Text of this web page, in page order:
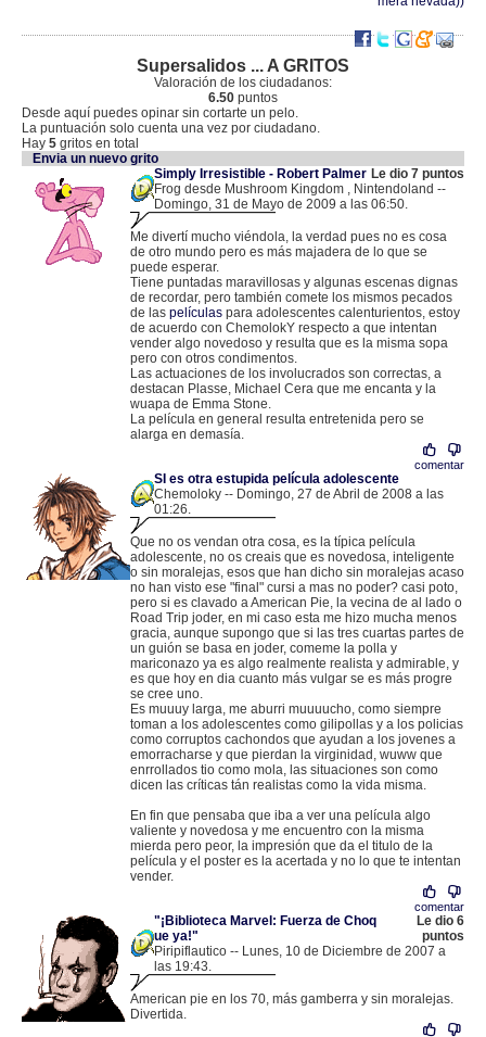
Supersalidos ... A GRITOS
Valoración de los ciudadanos:
6.50 puntos
Desde aquí puedes opinar sin cortarte un pelo.
La puntuación solo cuenta una vez por ciudadano.
Hay 5 gritos en total
Envia un nuevo grito
Simply Irresistible - Robert Palmer Le dio 7 puntos
Frog desde Mushroom Kingdom , Nintendoland --
Domingo, 31 de Mayo de 2009 a las 06:50.
Me divertí mucho viéndola, la verdad pues no es cosa
de otro mundo pero es más majadera de lo que se
puede esperar.
Tiene puntadas maravillosas y algunas escenas dignas
de recordar, pero también comete los mismos pecados
de las películas para adolescentes calenturientos, estoy
de acuerdo con ChemolokY respecto a que intentan
vender algo novedoso y resulta que es la misma sopa
pero con otros condimentos.
Las actuaciones de los involucrados son correctas, a
destacan Plasse, Michael Cera que me encanta y la
wuapa de Emma Stone.
La película en general resulta entretenida pero se
alarga en demasía.
comentar
SI es otra estupida película adolescente
Chemoloky -- Domingo, 27 de Abril de 2008 a las
01:26.
Que no os vendan otra cosa, es la típica película
adolescente, no os creais que es novedosa, inteligente
o sin moralejas, esos que han dicho sin moralejas acaso
no han visto ese "final" cursi a mas no poder? casi poto,
pero si es clavado a American Pie, la vecina de al lado o
Road Trip joder, en mi caso esta me hizo mucha menos
gracia, aunque supongo que si las tres cuartas partes de
un guión se basa en joder, comeme la polla y
mariconazo ya es algo realmente realista y admirable, y
es que hoy en dia cuanto más vulgar se es más progre
se cree uno.
Es muuuy larga, me aburri muuuucho, como siempre
toman a los adolescentes como gilipollas y a los policias
como corruptos cachondos que ayudan a los jovenes a
emorracharse y que pierdan la virginidad, wuww que
enrrollados tio como mola, las situaciones son como
dicen las críticas tán realistas como la vida misma.
En fin que pensaba que iba a ver una película algo
valiente y novedosa y me encuentro con la misma
mierda pero peor, la impresión que da el titulo de la
película y el poster es la acertada y no lo que te intentan
vender.
comentar
"¡Biblioteca Marvel: Fuerza de Choq
ue ya!"
Le dio 6
puntos
Piripiflautico -- Lunes, 10 de Diciembre de 2007 a
las 19:43.
American pie en los 70, más gamberra y sin moralejas.
Divertida.